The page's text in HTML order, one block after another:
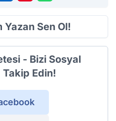
Yazan Sen Ol!
- Bizi Sosyal
Edin!